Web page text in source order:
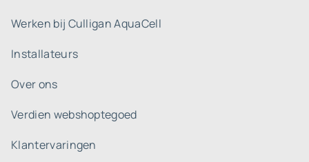
Werken bij Culligan AquaCell
Installateurs
Over ons
Verdien webshoptegoed
Klantervaringen